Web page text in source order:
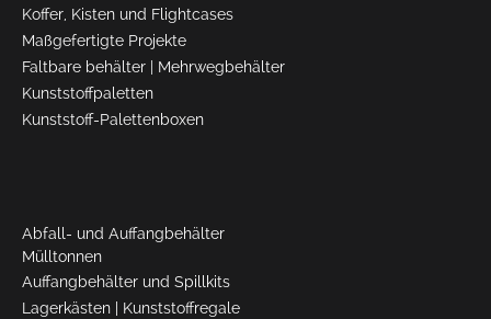
Koffer, Kisten und Flightcases
Maßgefertigte Projekte
Faltbare behälter
Mehrwegbehälter
Kunststoffpaletten
Kunststoff-Palettenboxen
Abfall- und Auffangbehälter
Mülltonnen
Auffangbehälter und Spillkits
Lagerkästen
Kunststoffregale